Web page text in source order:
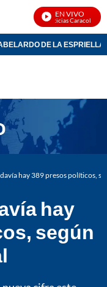
EN VIVO
Noticias Caracol En
DE LA ESPRIELLA
hay 389 presos políticos,
hay
según